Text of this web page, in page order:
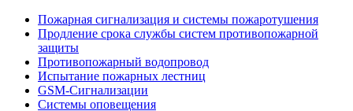
Пожарная сигнализация и системы пожаротушения
Продление срока службы систем противопожарной
защиты
Противопожарный водопровод
Испытание пожарных лестниц
GSM-Сигнализации
Системы оповещения